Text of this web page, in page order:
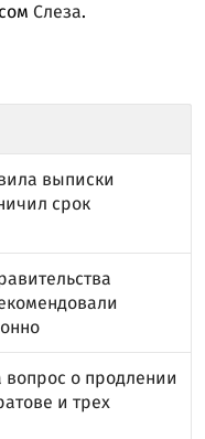
Слеза.
выписки
срок
о продлении
и трех